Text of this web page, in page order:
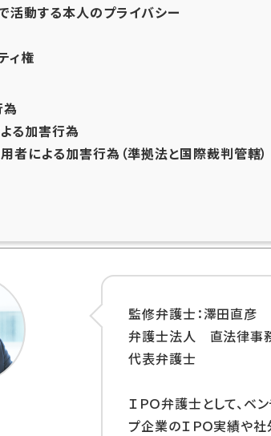
活動する本人のプライバシー
ィ権
為
る加害行為
者による加害行為（準拠法と国際裁判管轄）
監修弁護士：澤田直彦
弁護士法人 直法律事
代表弁護士
ＩＰＯ弁護士として、ベ
プ企業のＩＰＯ実績や